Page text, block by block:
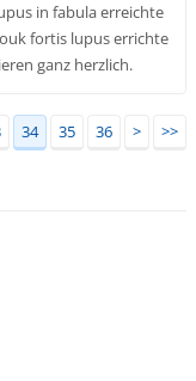
in fabula erreichte
fortis lupus errichte
ganz herzlich.
34 35 36 > >>